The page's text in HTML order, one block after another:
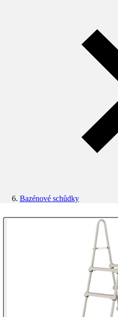
Bazénové schůdky